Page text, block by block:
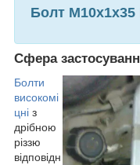
Болт
Сфера
Болти
високомі
цні з
дрібною
різзю
відповідн